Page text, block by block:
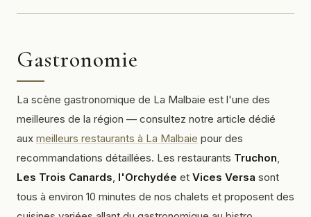
Gastronomie
La scène gastronomique de La Malbaie est l'une des
meilleures de la région — consultez notre article dédié
aux meilleurs restaurants à La Malbaie pour des
recommandations détaillées. Les restaurants Truchon,
Les Trois Canards, l'Orchydée et Vices Versa sont
tous à environ 10 minutes de nos chalets et proposent des